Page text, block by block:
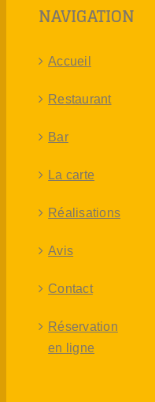
NAVIGATION
Accueil
Restaurant
Bar
La carte
Réalisations
Avis
Contact
Réservation
en ligne